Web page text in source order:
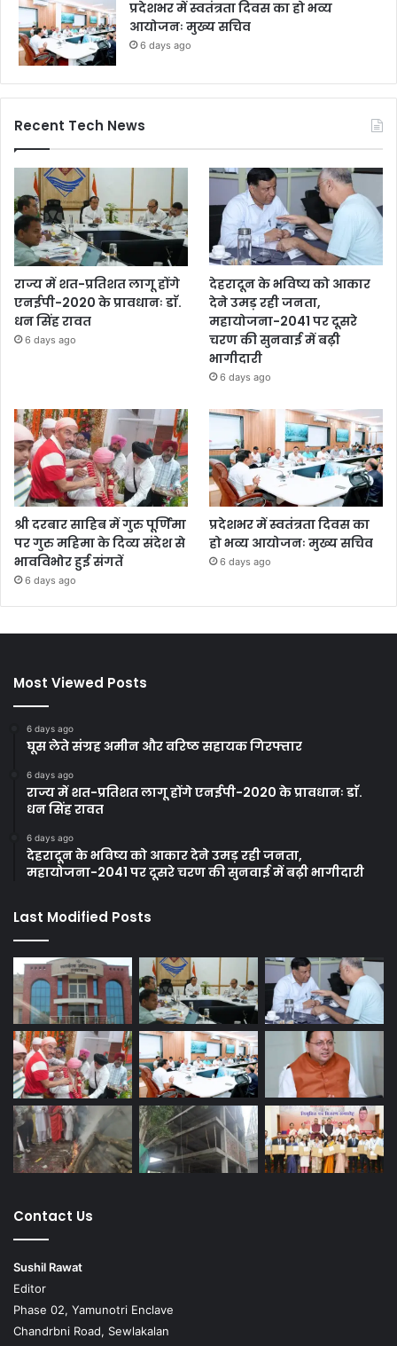
प्रदेशभर में स्वतंत्रता दिवस का हो भव्य
आयोजनः मुख्य सचिव
6 days ago
Recent Tech News
राज्य में शत-प्रतिशत लागू होंगे
एनईपी-2020 के प्रावधानः डाॅ.
धन सिंह रावत
6 days ago
देहरादून के भविष्य को आकार
देने उमड़ रही जनता,
महायोजना-2041 पर दूसरे
चरण की सुनवाई में बढ़ी
भागीदारी
6 days ago
श्री दरबार साहिब में गुरु पूर्णिमा
पर गुरु महिमा के दिव्य संदेश से
भावविभोर हुई संगतें
6 days ago
प्रदेशभर में स्वतंत्रता दिवस का
हो भव्य आयोजनः मुख्य सचिव
6 days ago
Most Viewed Posts
6 days ago
घूस लेते संग्रह अमीन और वरिष्ठ सहायक गिरफ्तार
6 days ago
राज्य में शत-प्रतिशत लागू होंगे एनईपी-2020 के प्रावधानः डाॅ.
धन सिंह रावत
6 days ago
देहरादून के भविष्य को आकार देने उमड़ रही जनता,
महायोजना-2041 पर दूसरे चरण की सुनवाई में बढ़ी भागीदारी
Last Modified Posts
Contact Us
Sushil Rawat
Editor
Phase 02, Yamunotri Enclave
Chandrbni Road, Sewlakalan